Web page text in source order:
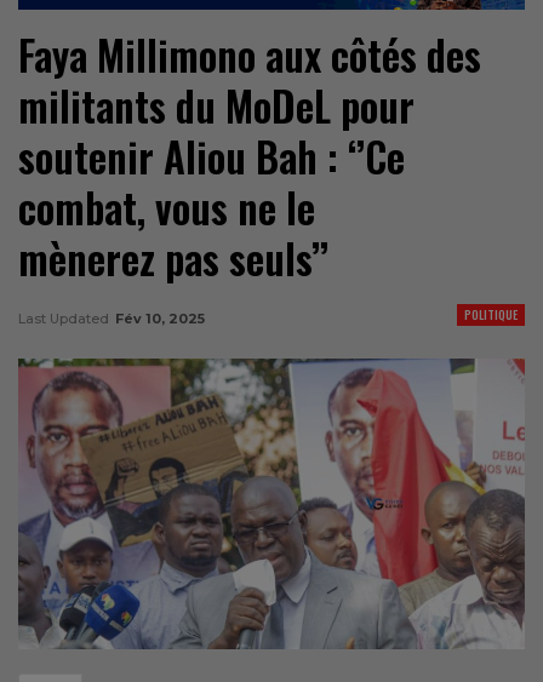
Faya Millimono aux côtés des
militants du MoDeL pour
soutenir Aliou Bah : ‘’Ce
combat, vous ne le
mènerez pas seuls’’
POLITIQUE
Last Updated Fév 10, 2025